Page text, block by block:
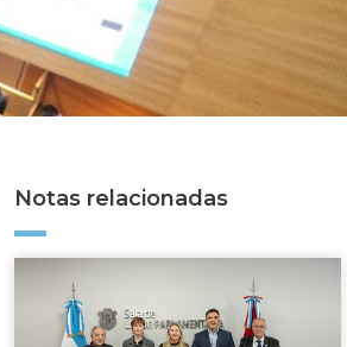
Notas relacionadas